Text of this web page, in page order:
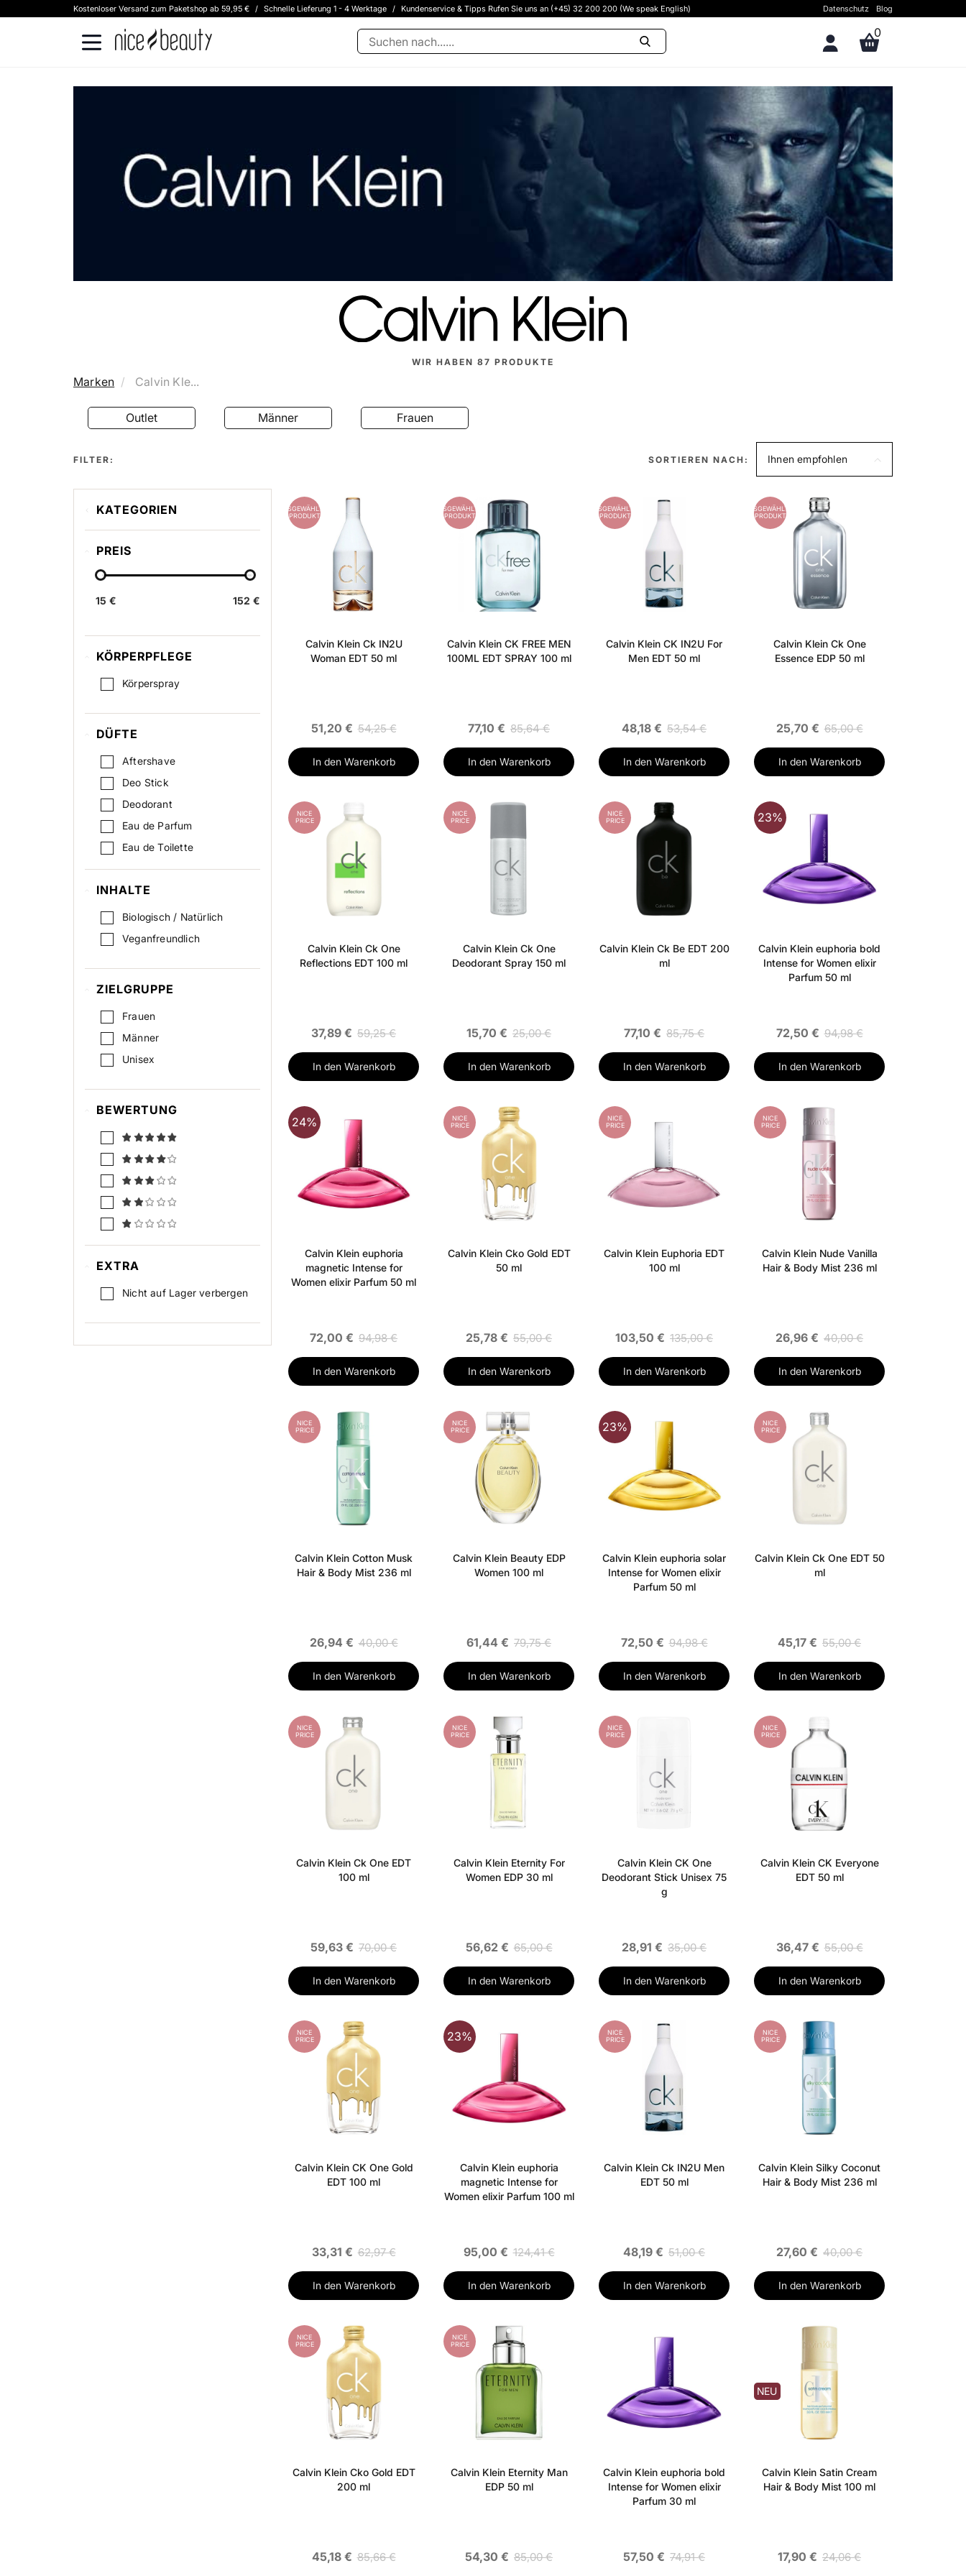
Kostenloser Versand zum Paketshop ab 59,95 € / Schnelle Lieferung 1 - 4 Werktage / Kundenservice & Tipps Rufen Sie uns an (+45) 32 200 200 (We speak English) Datenschutz Blog
0
WIR HABEN 87 PRODUKTE
Marken Calvin Kle...
Outlet Männer Frauen
FILTER: Ihnen empfohlen
SORTIEREN NACH:
KATEGORIEN
Outlet
Männer
Frauen
PREIS
15 € 152 €
KÖRPERPFLEGE
Körperspray
DÜFTE
Aftershave
Deo Stick
Deodorant
Eau de Parfum
Eau de Toilette
Haarparfüm
Körperspray
INHALTE
Biologisch / Natürlich
Veganfreundlich
ZIELGRUPPE
Frauen
Männer
Unisex
BEWERTUNG
EXTRA
Nicht auf Lager verbergen
AUSGEWÄHLTES
PRODUKT
Calvin Klein Ck IN2U
Woman EDT 50 ml
51,20 € 54,25 €
In den Warenkorb
AUSGEWÄHLTES
PRODUKT
Calvin Klein CK FREE MEN
100ML EDT SPRAY 100 ml
77,10 € 85,64 €
In den Warenkorb
AUSGEWÄHLTES
PRODUKT
Calvin Klein CK IN2U For
Men EDT 50 ml
48,18 € 53,54 €
In den Warenkorb
AUSGEWÄHLTES
PRODUKT
Calvin Klein Ck One
Essence EDP 50 ml
25,70 € 65,00 €
In den Warenkorb
NICE
PRICE
Calvin Klein Ck One
Reflections EDT 100 ml
37,89 € 59,25 €
In den Warenkorb
NICE
PRICE
Calvin Klein Ck One
Deodorant Spray 150 ml
15,70 € 25,00 €
In den Warenkorb
NICE
PRICE
Calvin Klein Ck Be EDT 200
ml
77,10 € 85,75 €
In den Warenkorb
23%
Calvin Klein euphoria bold
Intense for Women elixir
Parfum 50 ml
72,50 € 94,98 €
In den Warenkorb
24%
Calvin Klein euphoria
magnetic Intense for
Women elixir Parfum 50 ml
72,00 € 94,98 €
In den Warenkorb
NICE
PRICE
Calvin Klein Cko Gold EDT
50 ml
25,78 € 55,00 €
In den Warenkorb
NICE
PRICE
Calvin Klein Euphoria EDT
100 ml
103,50 € 135,00 €
In den Warenkorb
NICE
PRICE
Calvin Klein Nude Vanilla
Hair & Body Mist 236 ml
26,96 € 40,00 €
In den Warenkorb
NICE
PRICE
Calvin Klein Cotton Musk
Hair & Body Mist 236 ml
26,94 € 40,00 €
In den Warenkorb
NICE
PRICE
Calvin Klein Beauty EDP
Women 100 ml
61,44 € 79,75 €
In den Warenkorb
23%
Calvin Klein euphoria solar
Intense for Women elixir
Parfum 50 ml
72,50 € 94,98 €
In den Warenkorb
NICE
PRICE
Calvin Klein Ck One EDT 50
ml
45,17 € 55,00 €
In den Warenkorb
NICE
PRICE
Calvin Klein Ck One EDT
100 ml
59,63 € 70,00 €
In den Warenkorb
NICE
PRICE
Calvin Klein Eternity For
Women EDP 30 ml
56,62 € 65,00 €
In den Warenkorb
NICE
PRICE
Calvin Klein CK One
Deodorant Stick Unisex 75
g
28,91 € 35,00 €
In den Warenkorb
NICE
PRICE
Calvin Klein CK Everyone
EDT 50 ml
36,47 € 55,00 €
In den Warenkorb
NICE
PRICE
Calvin Klein CK One Gold
EDT 100 ml
33,31 € 62,97 €
In den Warenkorb
23%
Calvin Klein euphoria
magnetic Intense for
Women elixir Parfum 100 ml
95,00 € 124,41 €
In den Warenkorb
NICE
PRICE
Calvin Klein Ck IN2U Men
EDT 50 ml
48,19 € 51,00 €
In den Warenkorb
NICE
PRICE
Calvin Klein Silky Coconut
Hair & Body Mist 236 ml
27,60 € 40,00 €
In den Warenkorb
NICE
PRICE
Calvin Klein Cko Gold EDT
200 ml
45,18 € 85,66 €
NICE
PRICE
Calvin Klein Eternity Man
EDP 50 ml
54,30 € 85,00 €
Calvin Klein euphoria bold
Intense for Women elixir
Parfum 30 ml
57,50 € 74,91 €
NEU
Calvin Klein Satin Cream
Hair & Body Mist 100 ml
17,90 € 24,06 €